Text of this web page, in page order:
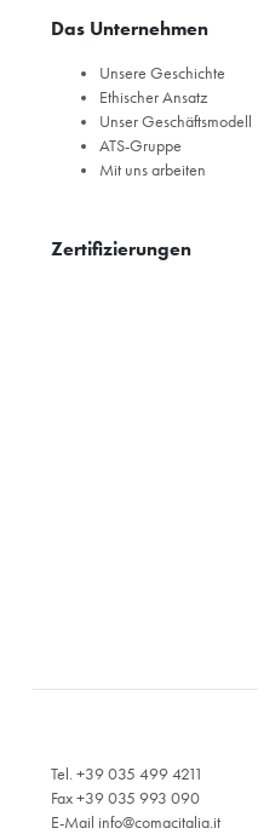
Das Unternehmen
Unsere Geschichte
Ethischer Ansatz
Unser Geschäftsmodell
ATS-Gruppe
Mit uns arbeiten
Zertifizierungen
Tel. +39 035 499 4211
Fax +39 035 993 090
E-Mail info@comacitalia.it